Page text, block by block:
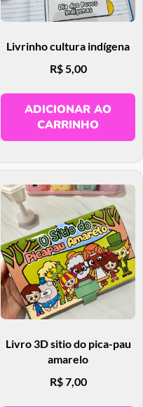
Livrinho cultura indígena
R$5,00
ADICIONAR AO
CARRINHO
Livro 3D sitio do pica-pau
amarelo
R$7,00